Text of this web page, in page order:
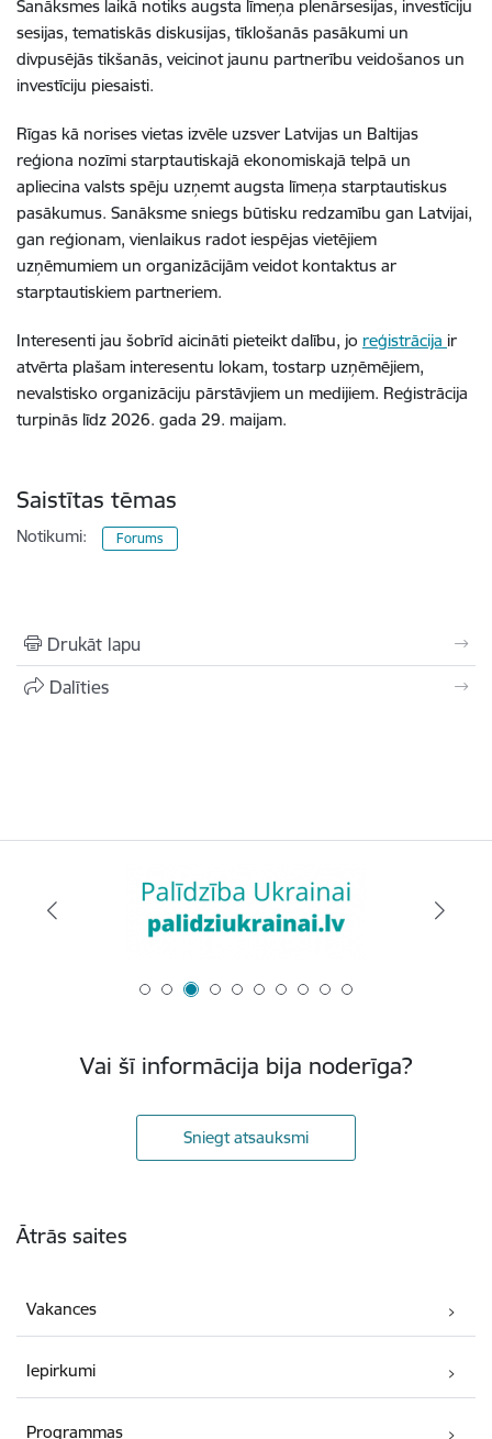
Sanāksmes laikā notiks augsta līmeņa plenārsesijas, investīciju
sesijas, tematiskās diskusijas, tīklošanās pasākumi un
divpusējās tikšanās, veicinot jaunu partnerību veidošanos un
investīciju piesaisti.
Rīgas kā norises vietas izvēle uzsver Latvijas un Baltijas
reģiona nozīmi starptautiskajā ekonomiskajā telpā un
apliecina valsts spēju uzņemt augsta līmeņa starptautiskus
pasākumus. Sanāksme sniegs būtisku redzamību gan Latvijai,
gan reģionam, vienlaikus radot iespējas vietējiem
uzņēmumiem un organizācijām veidot kontaktus ar
starptautiskiem partneriem.
Interesenti jau šobrīd aicināti pieteikt dalību, jo reģistrācija ir
atvērta plašam interesentu lokam, tostarp uzņēmējiem,
nevalstisko organizāciju pārstāvjiem un medijiem. Reģistrācija
turpinās līdz 2026. gada 29. maijam.
Saistītas tēmas
Notikumi: Forums
Drukāt lapu
Dalīties
Vai šī informācija bija noderīga?
Sniegt atsauksmi
Ātrās saites
Vakances
Iepirkumi
Programmas